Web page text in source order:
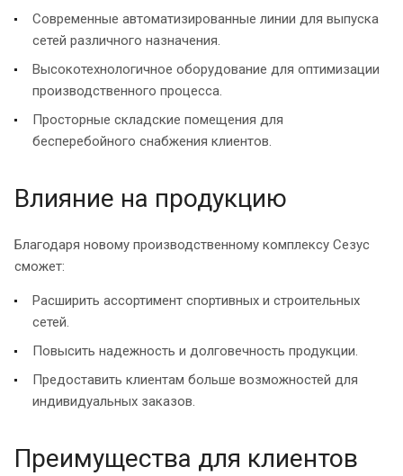
Современные автоматизированные линии для выпуска
сетей различного назначения.
Высокотехнологичное оборудование для оптимизации
производственного процесса.
Просторные складские помещения для
бесперебойного снабжения клиентов.
Влияние на продукцию
Благодаря новому производственному комплексу Сезус
сможет:
Расширить ассортимент спортивных и строительных
сетей.
Повысить надежность и долговечность продукции.
Предоставить клиентам больше возможностей для
индивидуальных заказов.
Преимущества для клиентов